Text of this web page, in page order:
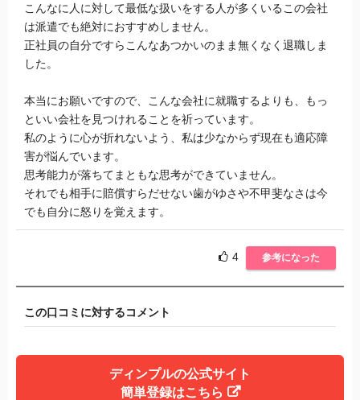
こんなに人に対して最低な扱いをする人が多くいるこの会社
は派遣でも絶対におすすめしません。
正社員の自分ですらこんなあつかいのまま無くなく退職しま
した。
本当にお願いですので、こんな会社に就職するよりも、もっ
といい会社を見つけれることを祈っています。
私のように心が折れないよう、私は少なからず現在も適応障
害が悩んでいます。
思考能力が落ちてまともな思考ができていません。
それでも相手に賠償すらだせない歯がゆさや不甲斐なさは今
でも自分に怒りを覚えます。
4 参考になった
この口コミに対するコメント
ディンプルの公式サイト
簡単登録はこちら